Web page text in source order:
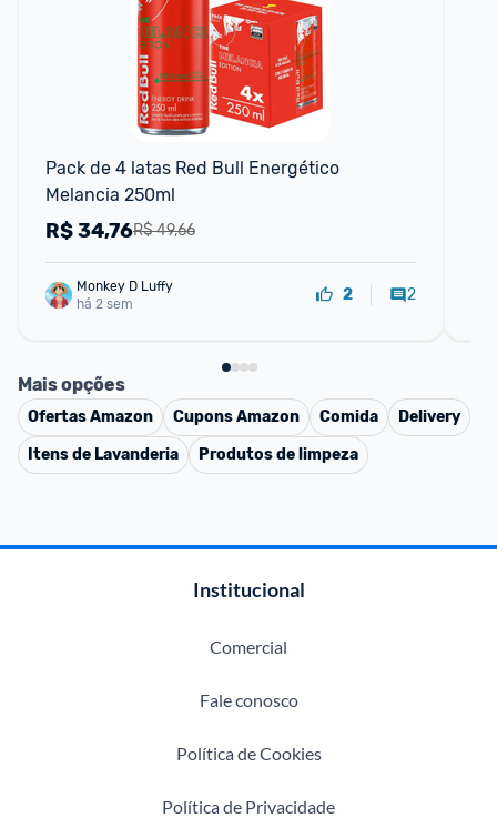
Pack de 4 latas Red Bull Energético
Melancia 250ml
R$ 49,66
R$34,76
Monkey D Luffy
há 2 sem
2 2
Mais opções
OfertasAmazon CuponsAmazon Comida
Delivery
Itens de Lavanderia
Produtos de limpeza
Institucional
Comercial
Fale conosco
Política de Cookies
Política de Privacidade